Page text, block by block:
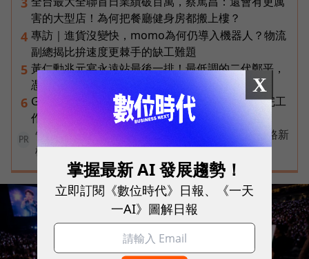
害的大型店！為何把餐廳健身房都搬上樓？
4 專訪｜進貨沒變快，momo為何仍導入機器人？物流
副總揭比拚速度更棘手的缺工難題
5 黃仁勳兆元宴永遠站最後一排！最低調的二代鄭平，
憑什麼讓台達電被市場重新定價？
6 Gemini Spark完整教學｜幫你讀Gmail、自動跑完工
作流程，3個超實用情境一次看
PR
告別極速迷思！台灣大哥大奪國際雙冠揭密好網路新
標準
X
掌握最新 AI 發展趨勢！
立即訂閱《數位時代》日報、《一天
一AI》圖解日報